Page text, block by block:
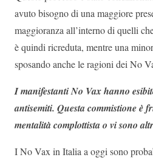
avuto bisogno di una maggiore
maggioranza all’interno di quelli
è quindi ricreduta, mentre una
sposando anche le ragioni dei No
I manifestanti No Vax hanno
antisemiti. Questa commistione è
mentalità complottista o vi sono
I No Vax in Italia a oggi sono